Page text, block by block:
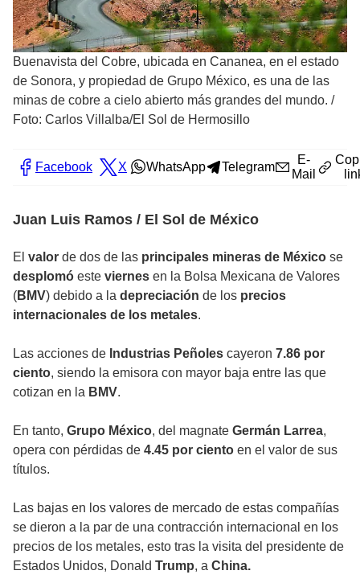
Buenavista del Cobre, ubicada en Cananea, en el estado
de Sonora, y propiedad de Grupo México, es una de las
minas de cobre a cielo abierto más grandes del mundo. /
Foto: Carlos Villalba/El Sol de Hermosillo
Facebook X WhatsApp Telegram
E-
Mail
Juan Luis Ramos / El Sol de México
El valor de dos de las principales mineras de México se
desplomó este viernes en la Bolsa Mexicana de Valores
(BMV) debido a la depreciación de los precios
internacionales de los metales.
Las acciones de Industrias Peñoles cayeron 7.86 por
ciento, siendo la emisora con mayor baja entre las que
cotizan en la BMV.
En tanto, Grupo México, del magnate Germán Larrea,
opera con pérdidas de 4.45 por ciento en el valor de sus
títulos.
Las bajas en los valores de mercado de estas compañías
se dieron a la par de una contracción internacional en los
precios de los metales, esto tras la visita del presidente de
Estados Unidos, Donald Trump, a China.